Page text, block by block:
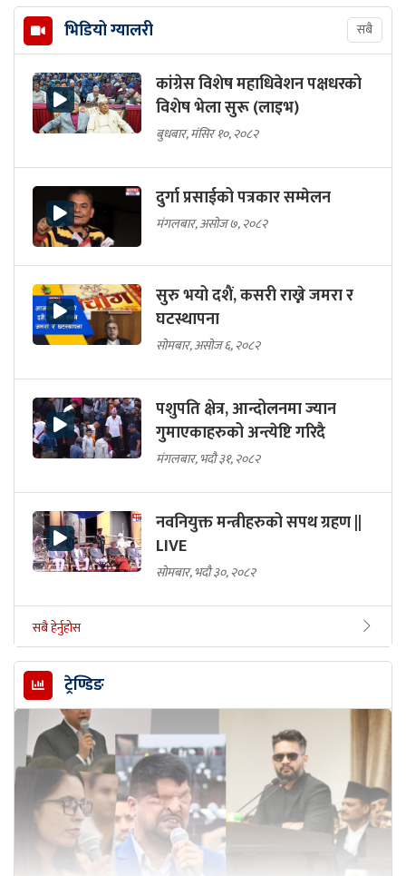
भिडियो ग्यालरी सबै
कांग्रेस विशेष महाधिवेशन पक्षधरको
विशेष भेला सुरू (लाइभ)
बुधबार, मंसिर १०, २०८२
दुर्गा प्रसाईको पत्रकार सम्मेलन
मंगलबार, असोज ७, २०८२
सुरु भयो दशैं, कसरी राख्ने जमरा र
घटस्थापना
सोमबार, असोज ६, २०८२
पशुपति क्षेत्र, आन्दोलनमा ज्यान
गुमाएकाहरुको अन्त्येष्टि गरिदै
मंगलबार, भदौ ३१, २०८२
नवनियुक्त मन्त्रीहरुको सपथ ग्रहण ||
LIVE
सोमबार, भदौ ३०, २०८२
सबै हेर्नुहोस
ट्रेण्डिङ